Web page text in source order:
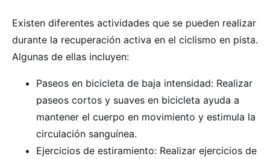
Existen diferentes actividades que se pueden realizar
durante la recuperación activa en el ciclismo en pista.
Algunas de ellas incluyen:
Paseos en bicicleta de baja intensidad: Realizar
paseos cortos y suaves en bicicleta ayuda a
mantener el cuerpo en movimiento y estimula la
circulación sanguínea.
Ejercicios de estiramiento: Realizar ejercicios de